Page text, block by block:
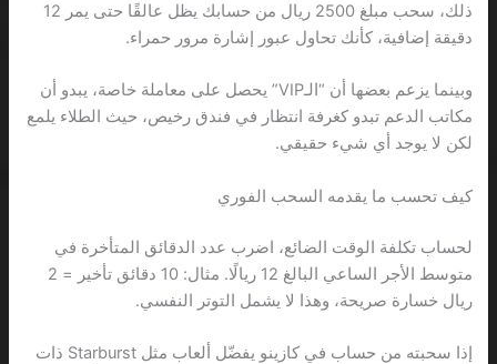
ذلك، سحب مبلغ 2500 ريال من حسابك يظل عالقًا حتى يمر 12
دقيقة إضافية، كأنك تحاول عبور إشارة مرور حمراء.
وبينما يزعم بعضها أن “الـVIP” يحصل على معاملة خاصة، يبدو أن
مكاتب الدعم تبدو كغرفة انتظار في فندق رخيص، حيث الطلاء يلمع
لكن لا يوجد أي شيء حقيقي.
كيف تحسب ما يقدمه السحب الفوري
لحساب تكلفة الوقت الضائع، اضرب عدد الدقائق المتأخرة في
متوسط الأجر الساعي البالغ 12 ريالًا. مثال: 10 دقائق تأخير = 2
ريال خسارة صريحة، وهذا لا يشمل التوتر النفسي.
إذا سحبته من حساب في كازينو يفضّل ألعاب مثل Starburst ذات